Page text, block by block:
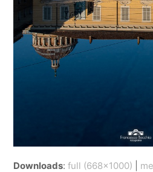
Downloads:full (668x1000)